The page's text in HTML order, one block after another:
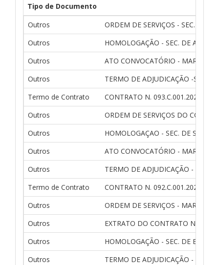
Tipo de Documento
Outros
ORDEM DE SERVIÇOS - SEC. DE
Outros
HOMOLOGAÇÃO - SEC. DE
Outros
ATO CONVOCATÓRIO - MARLON
Outros
TERMO DE ADJUDICAÇÃO -SEC.
Termo de Contrato
CONTRATO N. 093.C.001.2020 -
Outros
ORDEM DE SERVIÇOS DO
Outros
HOMOLOGAÇAO - SEC. DE SAÚDE
Outros
ATO CONVOCATÓRIO - MARLON
Outros
TERMO DE ADJUDICAÇÃO - SEC,
Termo de Contrato
CONTRATO N. 092.C.001.2020 -
Outros
ORDEM DE SERVIÇOS - MARLON
Outros
EXTRATO DO CONTRATO N.
Outros
HOMOLOGAÇÃO - SEC. DE
Outros
TERMO DE ADJUDICAÇÃO - SEC.